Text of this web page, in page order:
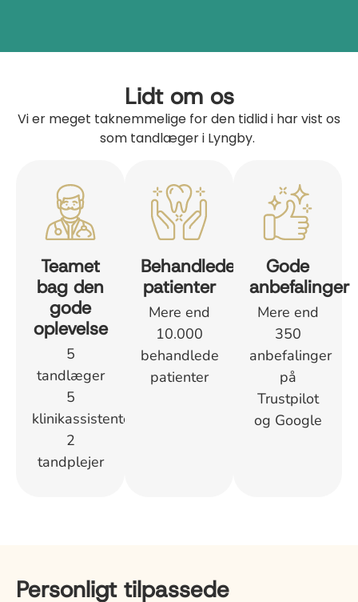
Lidt om os
Vi er meget taknemmelige for den tidlid i har vist os
som tandlæger i Lyngby.
Teamet
bag den
gode
oplevelse
5
tandlæger
5
klinikassistenter
2
tandplejer
Behandlede
patienter
Mere end
10.000
behandlede
patienter
Gode
anbefalinger
Mere end
350
anbefalinger
på
Trustpilot
og Google
Personligt tilpassede